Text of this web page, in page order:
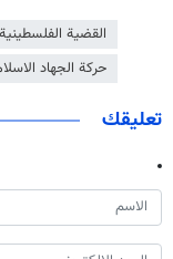
القضية الفلسطينية
حركة الجهاد
تعليقك